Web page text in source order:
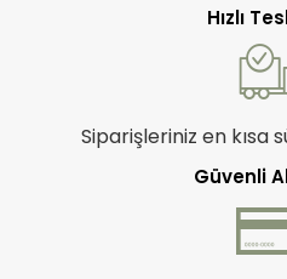
Hızlı
Siparişleriniz en kısa
Güvenli